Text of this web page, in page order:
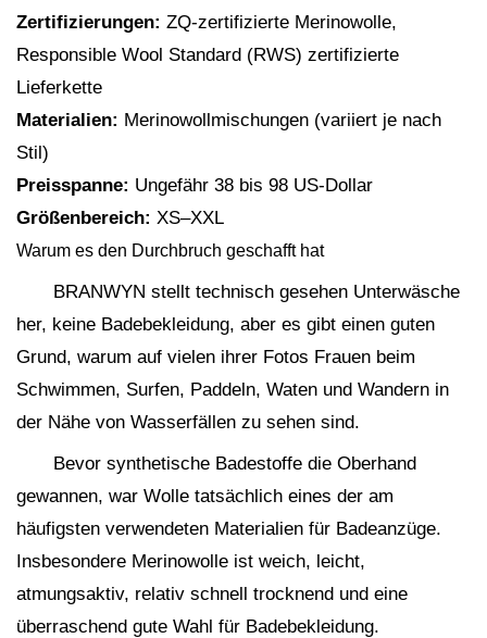
Zertifizierungen: ZQ-zertifizierte Merinowolle,
Responsible Wool Standard (RWS) zertifizierte
Lieferkette
Materialien: Merinowollmischungen (variiert je nach
Stil)
Preisspanne: Ungefähr 38 bis 98 US-Dollar
Größenbereich: XS–XXL
Warum es den Durchbruch geschafft hat
BRANWYN stellt technisch gesehen Unterwäsche
her, keine Badebekleidung, aber es gibt einen guten
Grund, warum auf vielen ihrer Fotos Frauen beim
Schwimmen, Surfen, Paddeln, Waten und Wandern in
der Nähe von Wasserfällen zu sehen sind.
Bevor synthetische Badestoffe die Oberhand
gewannen, war Wolle tatsächlich eines der am
häufigsten verwendeten Materialien für Badeanzüge.
Insbesondere Merinowolle ist weich, leicht,
atmungsaktiv, relativ schnell trocknend und eine
überraschend gute Wahl für Badebekleidung.